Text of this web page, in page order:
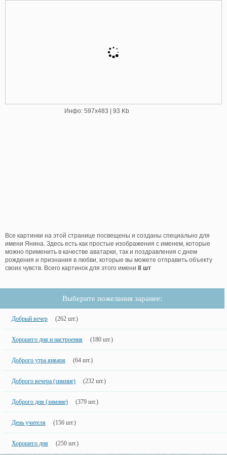
Инфо: 597х483 | 93 Kb
Все картинки на этой странице посвещены и созданы специально для
имени Янина. Здесь есть как простые изображения с именем, которые
можно применить в качестве аватарки, так и поздравления с днем
рождения и признания в любви, которые вы можете отправить объекту
своих чувств. Всего картинок для этого имени 8 шт
Выберите пожелания заранее:
Добрый вечер (262 шт.)
Хорошего дня и настроения (180 шт.)
Доброго утра января (64 шт.)
Доброго вечера (зимние) (232 шт.)
Доброго дня (зимние) (379 шт.)
День учителя (156 шт.)
Хорошего дня (250 шт.)